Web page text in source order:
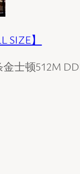
SIZE】
士顿512M